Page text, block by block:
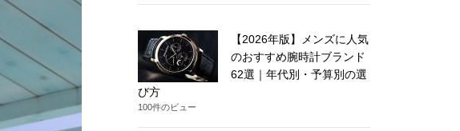
【2026年版】メンズに人気
のおすすめ腕時計ブランド
62選｜年代別・予算別の選
び方
100件のビュー